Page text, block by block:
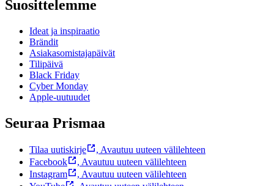
Suosittelemme
Ideat ja inspiraatio
Brändit
Asiakasomistajapäivät
Tilipäivä
Black Friday
Cyber Monday
Apple-uutuudet
Seuraa Prismaa
Tilaa uutiskirje , Avautuu uuteen välilehteen
Facebook
, Avautuu uuteen välilehteen
Instagram
, Avautuu uuteen välilehteen